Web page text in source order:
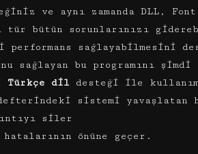
ve aynı zamanda DLL,
tür bütün sorunlarınızı
sağlayabilmesini
sağlayan bu programını şimdi
Türkçe dil desteği ile
sistemi yavaşlatan
siler
önüne geçer.